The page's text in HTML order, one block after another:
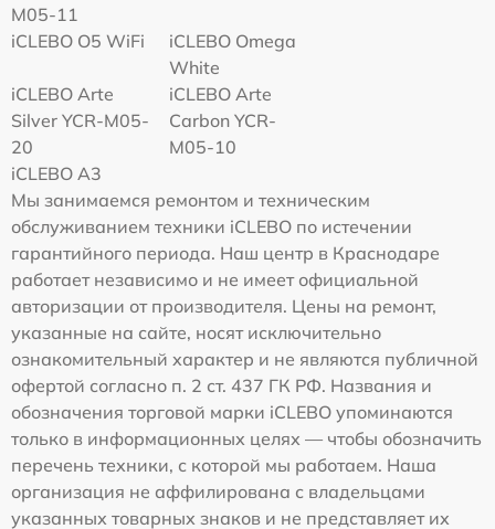
M05-11
iCLEBO O5 WiFi
iCLEBO Omega
White
iCLEBO Arte
Silver YCR-M05-
20
iCLEBO Arte
Carbon YCR-
M05-10
iCLEBO A3
Мы занимаемся ремонтом и техническим
обслуживанием техники iCLEBO по истечении
гарантийного периода. Наш центр в Краснодаре
работает независимо и не имеет официальной
авторизации от производителя. Цены на ремонт,
указанные на сайте, носят исключительно
ознакомительный характер и не являются публичной
офертой согласно п. 2 ст. 437 ГК РФ. Названия и
обозначения торговой марки iCLEBO упоминаются
только в информационных целях — чтобы обозначить
перечень техники, с которой мы работаем. Наша
организация не аффилирована с владельцами
указанных товарных знаков и не представляет их